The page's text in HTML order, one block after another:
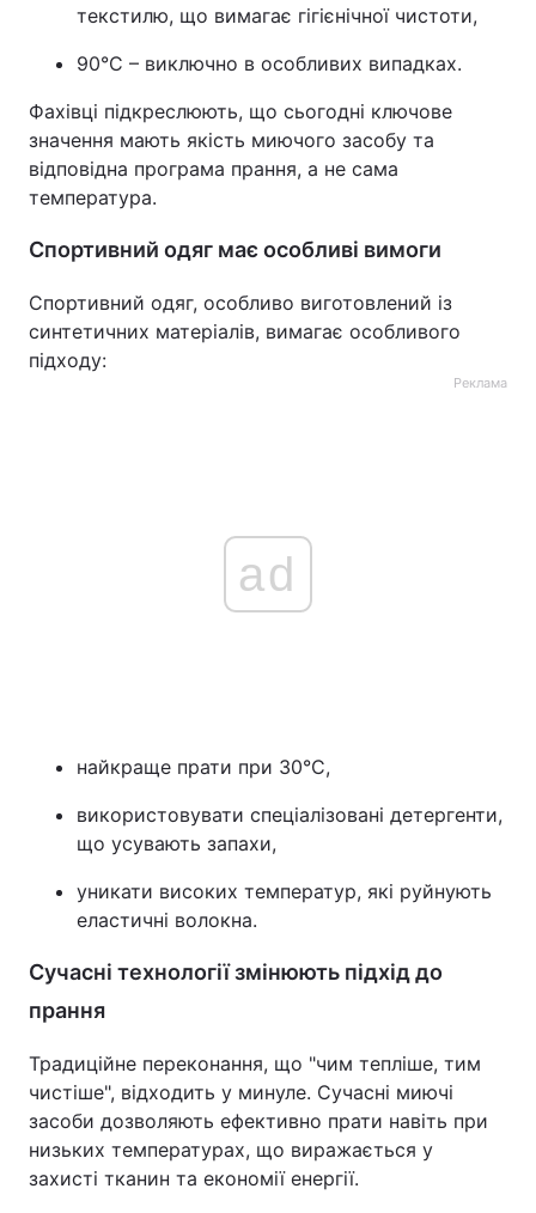
текстилю, що вимагає гігієнічної чистоти,
90°C – виключно в особливих випадках.
Фахівці підкреслюють, що сьогодні ключове
значення мають якість миючого засобу та
відповідна програма прання, а не сама
температура.
Спортивний одяг має особливі вимоги
Спортивний одяг, особливо виготовлений із
синтетичних матеріалів, вимагає особливого
підходу:
Реклама
ad
найкраще прати при 30°C,
використовувати спеціалізовані детергенти,
що усувають запахи,
уникати високих температур, які руйнують
еластичні волокна.
Сучасні технології змінюють підхід до
прання
Традиційне переконання, що "чим тепліше, тим
чистіше", відходить у минуле. Сучасні миючі
засоби дозволяють ефективно прати навіть при
низьких температурах, що виражається у
захисті тканин та економії енергії.